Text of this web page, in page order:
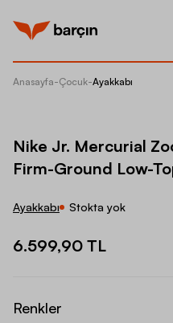
Anasayfa-Çocuk-Ayakkabı
Nike Jr. Mercurial
Firm-Ground Low-
Ayakkabı Stokta yok
6.599,90 TL
Renkler